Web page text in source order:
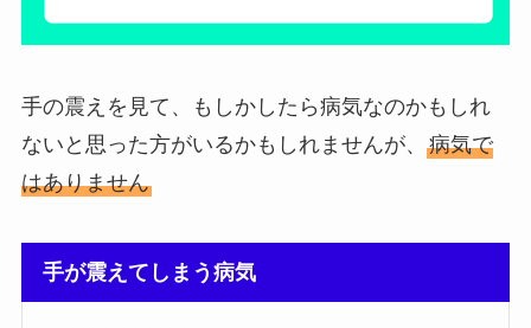
手の震えを見て、もしかしたら病気なのかもしれ
ないと思った方がいるかもしれませんが、 病気で
はありません
手が震えてしまう病気